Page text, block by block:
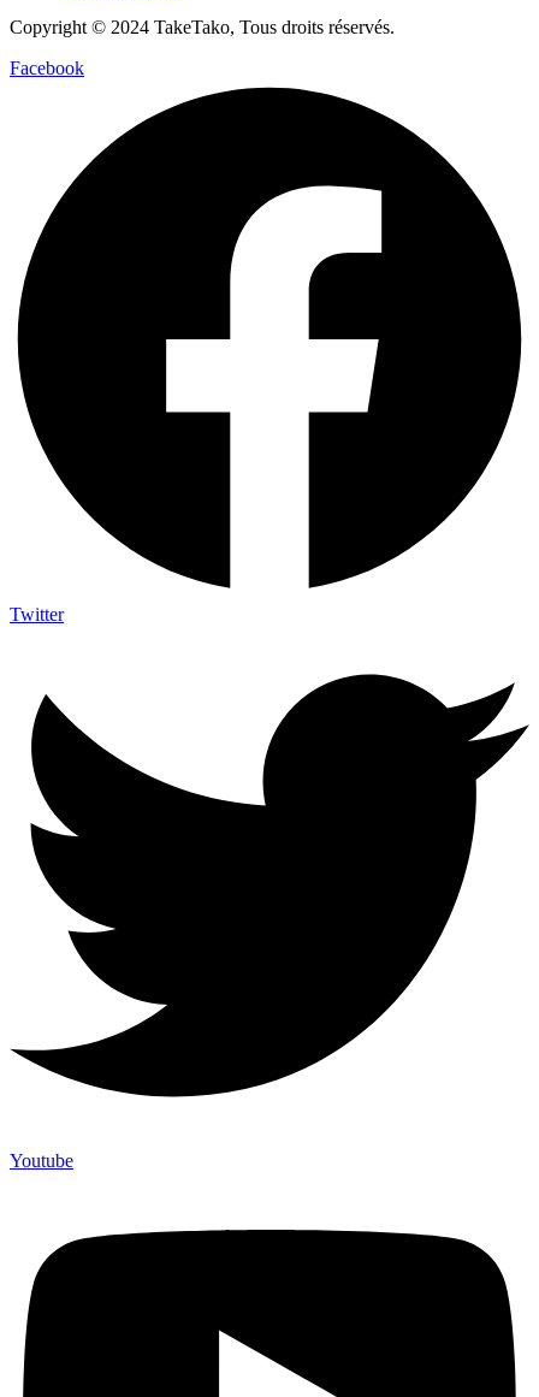
Copyright © 2024 TakeTako, Tous droits réservés.
Facebook
Twitter
Youtube